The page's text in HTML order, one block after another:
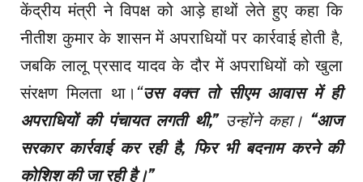
केंद्रीय मंत्री ने विपक्ष को आड़े हाथों लेते हुए कहा कि
नीतीश कुमार के शासन में अपराधियों पर कार्रवाई होती है,
जबकि लालू प्रसाद यादव के दौर में अपराधियों को खुला
संरक्षण मिलता था। “उस वक्त तो सीएम आवास में ही
अपराधियों की पंचायत लगती थी,”उन्होंने कहा। “आज
सरकार कार्रवाई कर रही है, फिर भी बदनाम करने की
कोशिश की जा रही है।”